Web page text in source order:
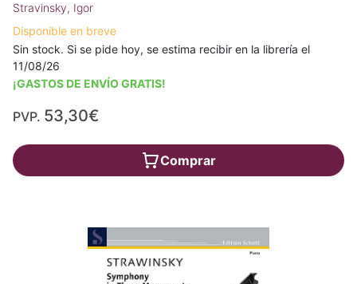
Stravinsky, Igor
Disponible en breve
Sin stock. Si se pide hoy, se estima recibir en la librería el
11/08/26
¡GASTOS DE ENVÍO GRATIS!
PVP. 53,30€
Comprar